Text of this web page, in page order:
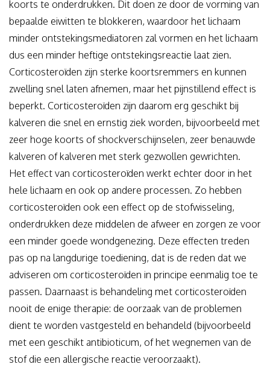
koorts te onderdrukken. Dit doen ze door de vorming van
bepaalde eiwitten te blokkeren, waardoor het lichaam
minder ontstekingsmediatoren zal vormen en het lichaam
dus een minder heftige ontstekingsreactie laat zien.
Corticosteroïden zijn sterke koortsremmers en kunnen
zwelling snel laten afnemen, maar het pijnstillend effect is
beperkt. Corticosteroïden zijn daarom erg geschikt bij
kalveren die snel en ernstig ziek worden, bijvoorbeeld met
zeer hoge koorts of shockverschijnselen, zeer benauwde
kalveren of kalveren met sterk gezwollen gewrichten.
Het effect van corticosteroïden werkt echter door in het
hele lichaam en ook op andere processen. Zo hebben
corticosteroïden ook een effect op de stofwisseling,
onderdrukken deze middelen de afweer en zorgen ze voor
een minder goede wondgenezing. Deze effecten treden
pas op na langdurige toediening, dat is de reden dat we
adviseren om corticosteroïden in principe eenmalig toe te
passen. Daarnaast is behandeling met corticosteroïden
nooit de enige therapie: de oorzaak van de problemen
dient te worden vastgesteld en behandeld (bijvoorbeeld
met een geschikt antibioticum, of het wegnemen van de
stof die een allergische reactie veroorzaakt).